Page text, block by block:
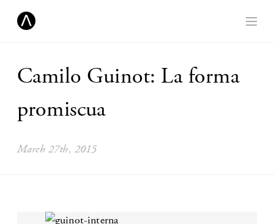
Camilo Guinot: La forma
promiscua
March 27th, 2015